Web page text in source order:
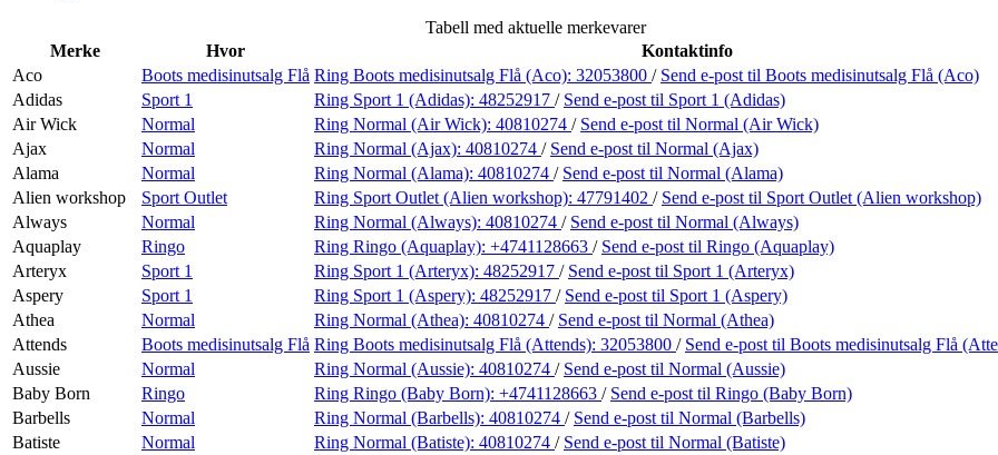
Søk
Åpningstider
Praktisk informasjon
Ledige stillinger
Magasin
Gavekort
Finn frem
Tabell med aktuelle merkevarer
Merke
Hvor
Kontaktinfo
Aco
Boots medisinutsalg Flå Ring Boots medisinutsalg Flå (Aco): 32053800 / Send e-post til Boots medisinutsalg Flå (Aco)
Adidas
Sport 1 Ring Sport 1 (Adidas): 48252917 / Send e-post til Sport 1 (Adidas)
Air Wick
Normal Ring Normal (Air Wick): 40810274 / Send e-post til Normal (Air Wick)
Ajax
Normal Ring Normal (Ajax): 40810274 / Send e-post til Normal (Ajax)
Alama
Normal Ring Normal (Alama): 40810274 / Send e-post til Normal (Alama)
Alien workshop
Sport Outlet Ring Sport Outlet (Alien workshop): 47791402 / Send e-post til Sport Outlet (Alien workshop)
Always
Normal Ring Normal (Always): 40810274 / Send e-post til Normal (Always)
Aquaplay
Ringo Ring Ringo (Aquaplay): +4741128663 / Send e-post til Ringo (Aquaplay)
Arteryx
Sport 1 Ring Sport 1 (Arteryx): 48252917 / Send e-post til Sport 1 (Arteryx)
Aspery
Sport 1 Ring Sport 1 (Aspery): 48252917 / Send e-post til Sport 1 (Aspery)
Athea
Normal Ring Normal (Athea): 40810274 / Send e-post til Normal (Athea)
Attends
Boots medisinutsalg Flå Ring Boots medisinutsalg Flå (Attends): 32053800 / Send e-post til Boots medisinutsalg Flå
Aussie
Normal Ring Normal (Aussie): 40810274 / Send e-post til Normal (Aussie)
Baby Born
Ringo Ring Ringo (Baby Born): +4741128663 / Send e-post til Ringo (Baby Born)
Barbells
Normal Ring Normal (Barbells): 40810274 / Send e-post til Normal (Barbells)
Batiste
Normal Ring Normal (Batiste): 40810274 / Send e-post til Normal (Batiste)